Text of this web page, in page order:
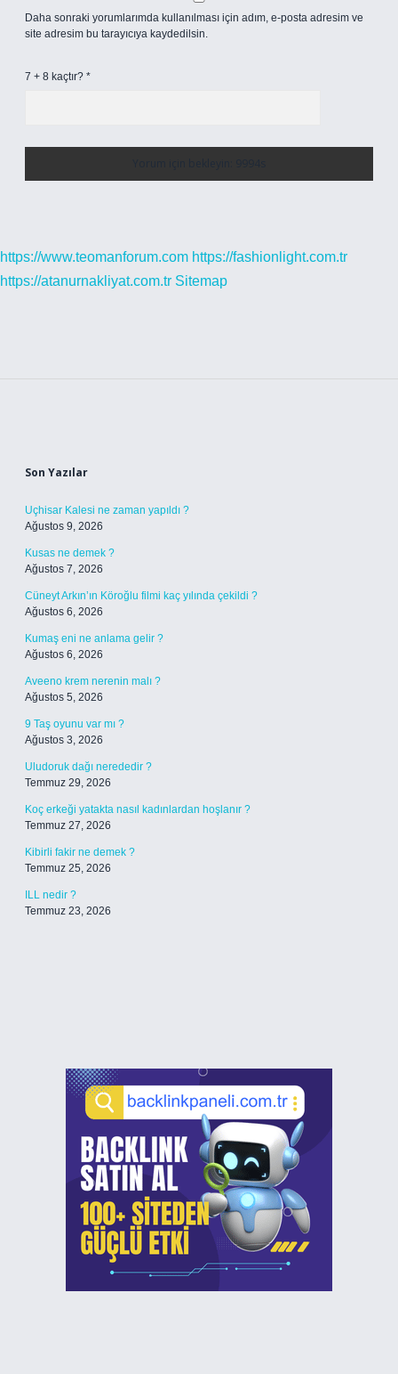
Daha sonraki yorumlarımda kullanılması için adım, e-posta adresim ve
site adresim bu tarayıcıya kaydedilsin.
7 + 8 kaçtır? *
https://www.teomanforum.com https://fashionlight.com.tr
https://atanurnakliyat.com.tr Sitemap
Son Yazılar
Uçhisar Kalesi ne zaman yapıldı ?
Ağustos 9, 2026
Kusas ne demek ?
Ağustos 7, 2026
Cüneyt Arkın’ın Köroğlu filmi kaç yılında çekildi ?
Ağustos 6, 2026
Kumaş eni ne anlama gelir ?
Ağustos 6, 2026
Aveeno krem nerenin malı ?
Ağustos 5, 2026
9 Taş oyunu var mı ?
Ağustos 3, 2026
Uludoruk dağı nerededir ?
Temmuz 29, 2026
Koç erkeği yatakta nasıl kadınlardan hoşlanır ?
Temmuz 27, 2026
Kibirli fakir ne demek ?
Temmuz 25, 2026
ILL nedir ?
Temmuz 23, 2026